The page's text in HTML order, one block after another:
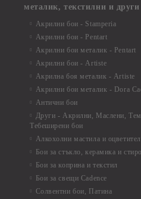
металик, текстилни и други
Акрилни бои - Stamperia
Акрилни бои - Pentart
Акрилни бои металик - Pentart
Акрилни бои - Artiste
Акрилна боя металик - Artiste
Акрилни бои металик - Dora
Антични бои
Други - Акрилни, Маслени,
Тебеширени бои
Алкохолни мастила и
Бои за стъкло, керамика и
Бои за коприна и текстил
Бои за свещи Cadence
Солвентни бои, Патина